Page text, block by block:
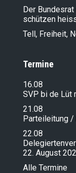
Der
schützen
Tell, Freiheit,
Termine
16.08
SVP bi de Lüt
21.08
Parteileitung
22.08
22. August
Alle Termine